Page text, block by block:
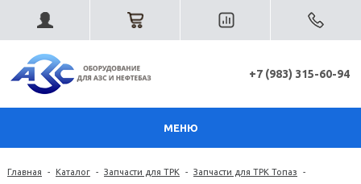
+7 (983) 315-60-94
МЕНЮ
Главная - Каталог - Запчасти для ТРК - Запчасти для ТРК Топаз
-